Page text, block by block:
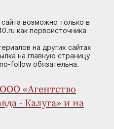
возможно только в
как первоисточника
на других сайтах
на главную страницу
follow обязательна.
«Агентство
- Калуга» и на